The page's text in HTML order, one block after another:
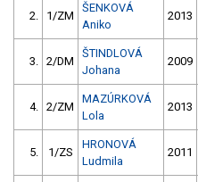
2. 1/ZM
ŠENKOVÁ
Aniko
2013
3. 2/DM
ŠTINDLOVÁ
Johana
2009
4. 2/ZM
MAZÚRKOVÁ
Lola
2013
5. 1/ZS
HRONOVÁ
Ludmila
2011